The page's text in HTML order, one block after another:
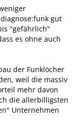
gut
"gefährlich"
es ohne auch
der Funklöcher
weil die massiv
mehr davon
die allerbilligsten
Unternehmen